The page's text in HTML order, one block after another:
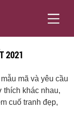
2021
mã và yêu cầu
khác nhau,
cuố tranh đẹp,